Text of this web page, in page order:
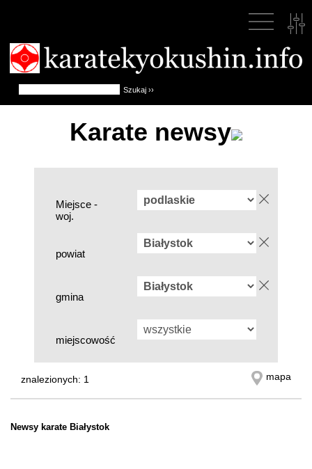
Karate newsy
Miejsce -
woj.
powiat
gmina
miejscowość
znalezionych: 1 mapa
Newsy karate Białystok